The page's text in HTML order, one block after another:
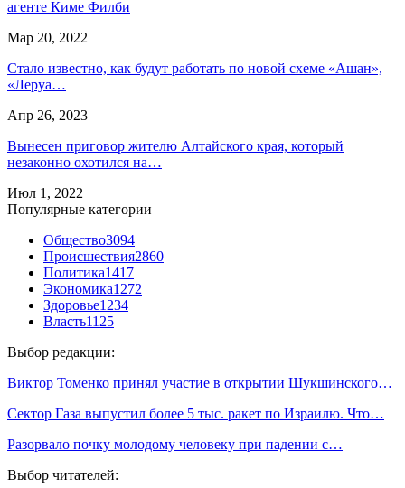
агенте Киме Филби
Мар 20, 2022
Стало известно, как будут работать по новой схеме «Ашан»,
«Леруа…
Апр 26, 2023
Вынесен приговор жителю Алтайского края, который
незаконно охотился на…
Июл 1, 2022
Популярные категории
Общество3094
Происшествия2860
Политика1417
Экономика1272
Здоровье1234
Власть1125
Выбор редакции:
Виктор Томенко принял участие в открытии Шукшинского…
Сектор Газа выпустил более 5 тыс. ракет по Израилю. Что…
Разорвало почку молодому человеку при падении с…
Выбор читателей: